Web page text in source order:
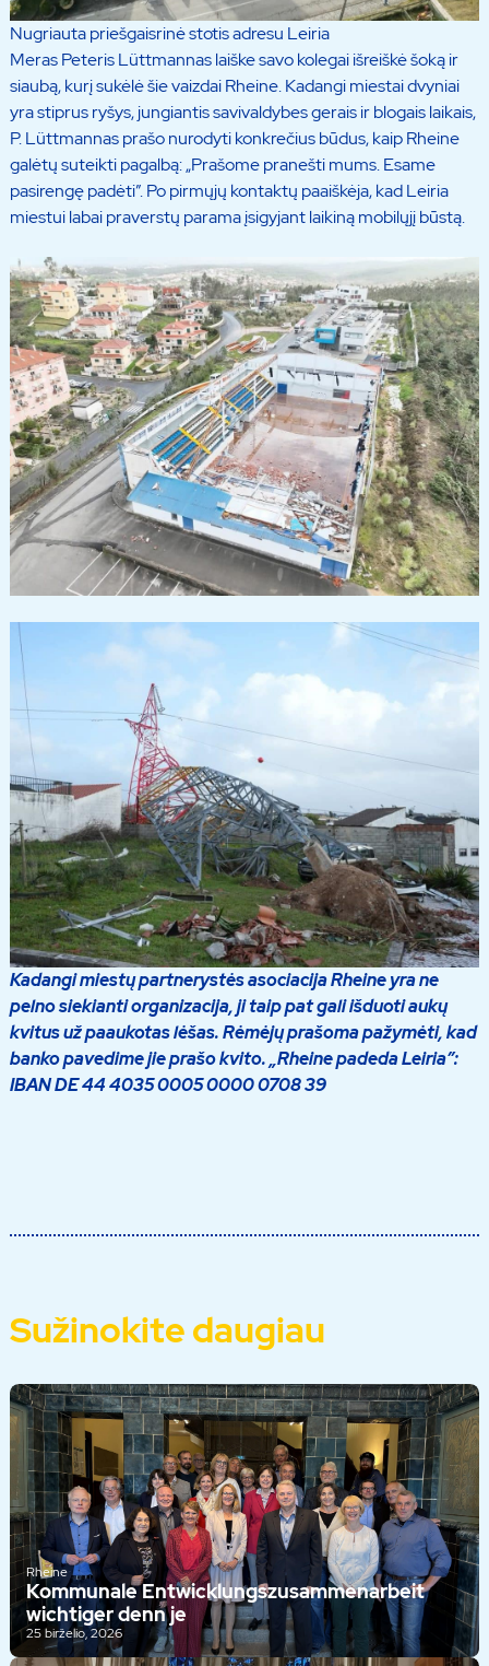
Nugriauta priešgaisrinė stotis adresu Leiria
Meras Peteris Lüttmannas laiške savo kolegai išreiškė šoką ir
siaubą, kurį sukėlė šie vaizdai Rheine. Kadangi miestai dvyniai
yra stiprus ryšys, jungiantis savivaldybes gerais ir blogais laikais,
P. Lüttmannas prašo nurodyti konkrečius būdus, kaip Rheine
galėtų suteikti pagalbą: „Prašome pranešti mums. Esame
pasirengę padėti”. Po pirmųjų kontaktų paaiškėja, kad Leiria
miestui labai praverstų parama įsigyjant laikiną mobilųjį būstą.
Kadangi miestų partnerystės asociacija Rheine yra ne
pelno siekianti organizacija, ji taip pat gali išduoti aukų
kvitus už paaukotas lėšas. Rėmėjų prašoma pažymėti, kad
banko pavedime jie prašo kvito. „Rheine padeda Leiria”:
IBAN DE 44 4035 0005 0000 0708 39
Sužinokite daugiau
Rheine
Kommunale Entwicklungszusammenarbeit
wichtiger denn je
25 birželio, 2026